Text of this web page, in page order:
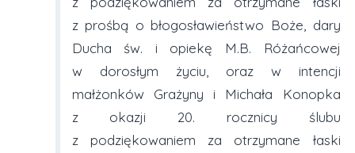
z prośbą o błogosławieństwo Boże, dary
Ducha św. i opiekę M.B. Różańcowej
w dorosłym życiu, oraz w intencji
małżonków Grażyny i Michała Konopka
z okazji 20. rocznicy ślubu
z podziękowaniem za otrzymane łaski